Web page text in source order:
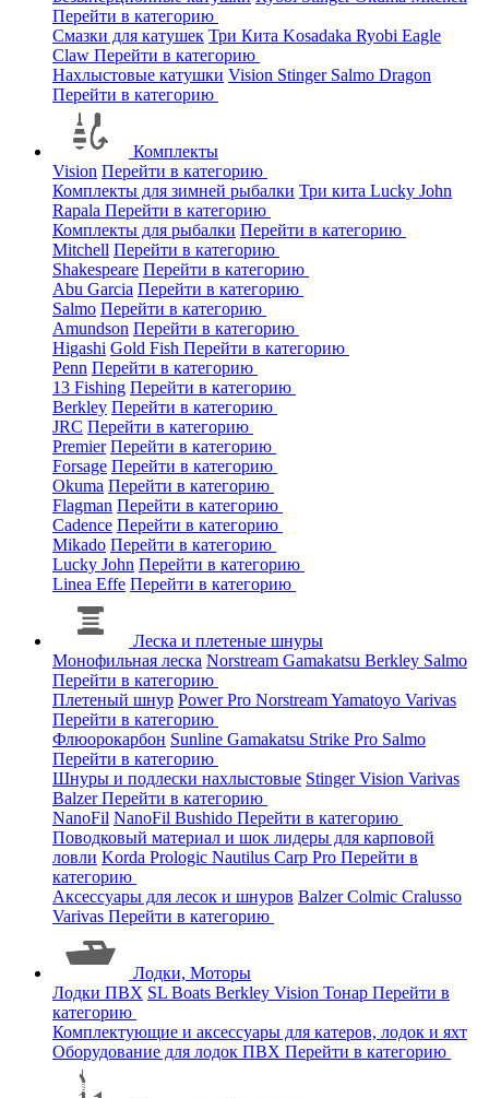
Перейти в категорию
Смазки для катушек Три Кита Kosadaka Ryobi Eagle
Claw Перейти в категорию
Нахлыстовые катушки Vision Stinger Salmo Dragon
Перейти в категорию
Комплекты
Vision Перейти в категорию
Комплекты для зимней рыбалки Три кита Lucky John
Rapala Перейти в категорию
Комплекты для рыбалки Перейти в категорию
Mitchell Перейти в категорию
Shakespeare Перейти в категорию
Abu Garcia Перейти в категорию
Salmo Перейти в категорию
Amundson Перейти в категорию
Higashi Gold Fish Перейти в категорию
Penn Перейти в категорию
13 Fishing Перейти в категорию
Berkley Перейти в категорию
JRC Перейти в категорию
Premier Перейти в категорию
Forsage Перейти в категорию
Okuma Перейти в категорию
Flagman Перейти в категорию
Cadence Перейти в категорию
Mikado Перейти в категорию
Lucky John Перейти в категорию
Linea Effe Перейти в категорию
Леска и плетеные шнуры
Монофильная леска Norstream Gamakatsu Berkley Salmo
Перейти в категорию
Плетеный шнур Power Pro NorstreamYamatoyo Varivas
Перейти в категорию
Флюорокарбон Sunline Gamakatsu Strike Pro Salmo
Перейти в категорию
Шнуры и подлески нахлыстовые StingerVision Varivas
BalzerПерейти в категорию
NanoFil NanoFil Bushido Перейти в категорию
Поводковый материал и шок лидеры для карповой
ловли Korda Prologic Nautilus Carp Pro Перейти в
категорию
Аксессуары для лесок и шнуров BalzerColmic Cralusso
Varivas Перейти в категорию
Лодки, Моторы
Лодки ПВХ SL Boats Berkley Vision Тонар Перейти в
категорию
Комплектующие и аксессуары для катеров, лодок и яхт
Оборудование для лодок ПВХ Перейти в категорию